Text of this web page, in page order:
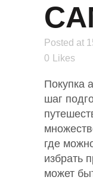
Posted at
0
Likes
Покупка
шаг
где
избрать
может